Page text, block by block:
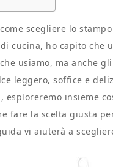
scegliere lo
cucina, ho capito
usiamo, ma anche
leggero, soffice e
insieme
fare la scelta giusta
vi aiuterà a